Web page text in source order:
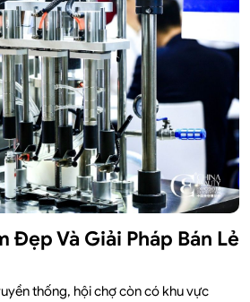
Đẹp Và Giải Pháp Bán Lẻ
thống, hội chợ còn có khu vực